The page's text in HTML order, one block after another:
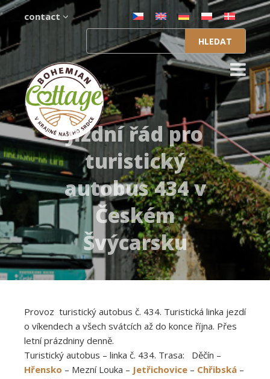
contact
Vyhledávání
Jízdní řád pro
turistický
autobus 434 v
Českém
Švýcarsku
Provoz turistický autobus č. 434. Turistická linka jezdí
o víkendech a všech svátcích až do konce října. Přes
letní prázdniny denně.
Turistický autobus – linka č. 434. Trasa: Děčín –
Hřensko – Mezní Louka – Jetřichovice – Chřibská –